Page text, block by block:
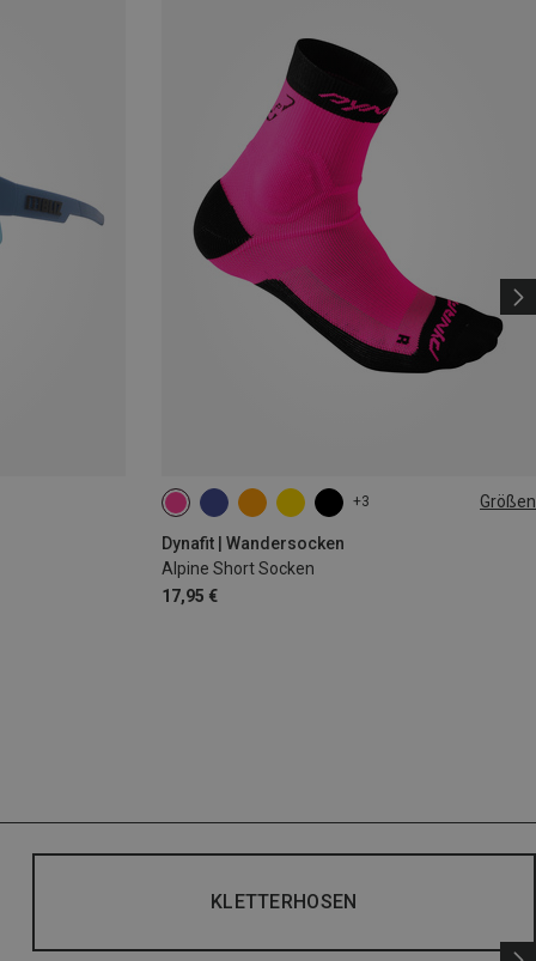
+3 Größen
Dynafit | Wandersocken
Alpine Short Socken
17,95 €
35|36|37|38 39|40|41|42
KLETTERHOSEN